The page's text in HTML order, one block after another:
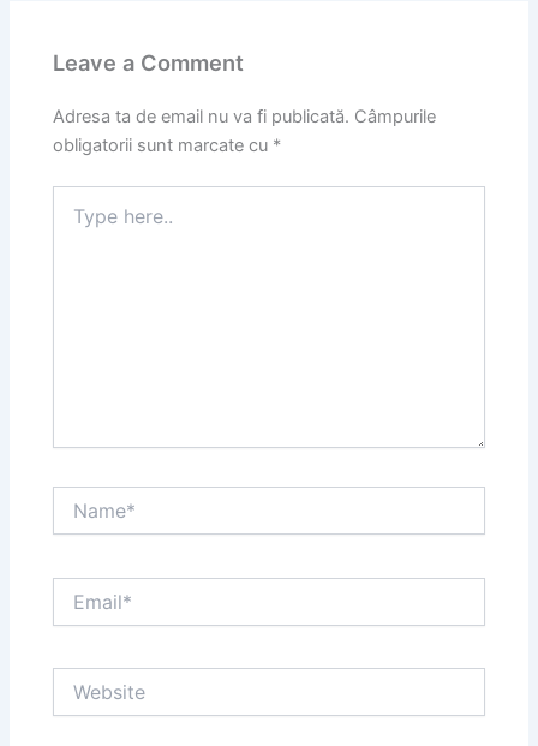
Leave a Comment
Adresa ta de email nu va fi publicată. Câmpurile
obligatorii sunt marcate cu *
here..